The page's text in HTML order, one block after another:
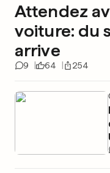
Attendez
voiture: du
arrive
9 64 254